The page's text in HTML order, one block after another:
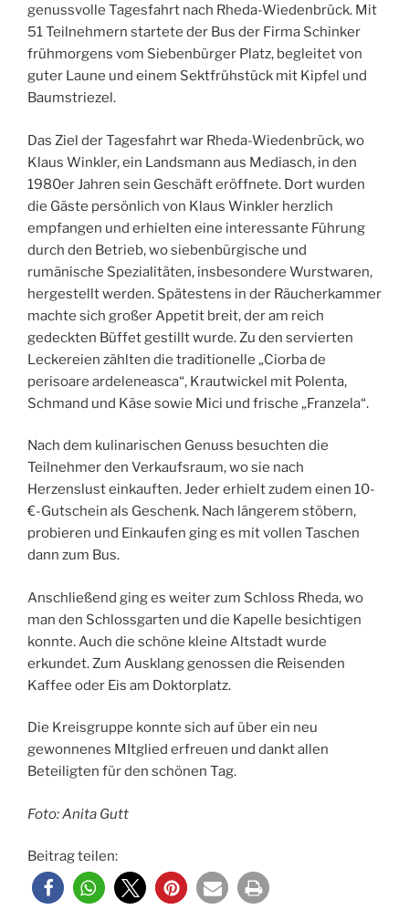
genussvolle Tagesfahrt nach Rheda-Wiedenbrück. Mit
51 Teilnehmern startete der Bus der Firma Schinker
frühmorgens vom Siebenbürger Platz, begleitet von
guter Laune und einem Sektfrühstück mit Kipfel und
Baumstriezel.
Das Ziel der Tagesfahrt war Rheda-Wiedenbrück, wo
Klaus Winkler, ein Landsmann aus Mediasch, in den
1980er Jahren sein Geschäft eröffnete. Dort wurden
die Gäste persönlich von Klaus Winkler herzlich
empfangen und erhielten eine interessante Führung
durch den Betrieb, wo siebenbürgische und
rumänische Spezialitäten, insbesondere Wurstwaren,
hergestellt werden. Spätestens in der Räucherkammer
machte sich großer Appetit breit, der am reich
gedeckten Büffet gestillt wurde. Zu den servierten
Leckereien zählten die traditionelle „Ciorba de
perisoare ardeleneasca“, Krautwickel mit Polenta,
Schmand und Käse sowie Mici und frische „Franzela“.
Nach dem kulinarischen Genuss besuchten die
Teilnehmer den Verkaufsraum, wo sie nach
Herzenslust einkauften. Jeder erhielt zudem einen 10-
€-Gutschein als Geschenk. Nach längerem stöbern,
probieren und Einkaufen ging es mit vollen Taschen
dann zum Bus.
Anschließend ging es weiter zum Schloss Rheda, wo
man den Schlossgarten und die Kapelle besichtigen
konnte. Auch die schöne kleine Altstadt wurde
erkundet. Zum Ausklang genossen die Reisenden
Kaffee oder Eis am Doktorplatz.
Die Kreisgruppe konnte sich auf über ein neu
gewonnenes MItglied erfreuen und dankt allen
Beteiligten für den schönen Tag.
Foto: Anita Gutt
Beitrag teilen: